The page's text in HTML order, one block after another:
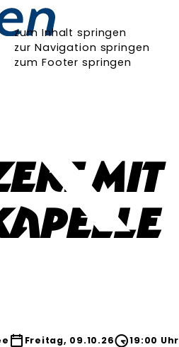
zum Inhalt springen
zur Navigation springen
zum Footer springen
mit
Freitag, 09.10.26 19:00 Uhr